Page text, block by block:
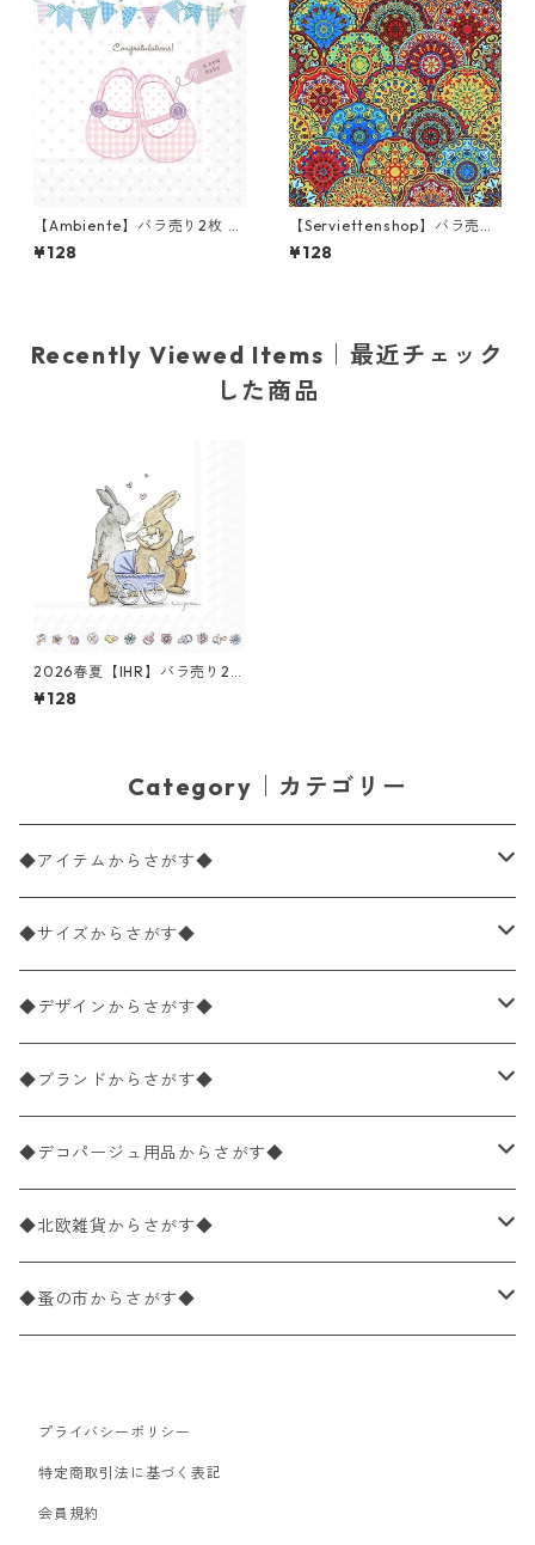
【Ambiente】バラ売り2枚 ラ
ンチサイズ ペーパーナプキン
Baby Shoes ピンク
¥128
【Serviettenshop】バラ売り
2枚 ランチサイズ ペーパーナ
プキン Gothic Pattern レッ
¥128
Recently Viewed Items｜最近チェック
した商品
2026春夏【IHR】バラ売り2枚
ランチサイズ ペーパーナプキ
ン WELCOME BABY ホワイト
¥128
Category｜カテゴリー
◆アイテムからさがす◆
ペーパーナプキン2枚バラ売り
ペーパーナプキン1枚バラ売り
ペーパーナプキン20枚入りパック
ペーパーナプキン10枚入りパック
ライスペーパー
ペーパーリネンナプキン
ワックスペーパー
デコパージュ用品
◆サイズからさがす◆
33×33cm（ランチサイズ）
バラ売り
パック売り
25×25cm（カクテルサイズ）
バラ売り
パック売り
40×40cm（ディナーサイズ）
バラ売り
パック売り
21×21cm（ポケットサイズ）
バラ売り
33cm（ラウンド）
◆デザインからさがす◆
花柄
植物・グリーン柄
動物・鳥・昆虫・蝶柄
海・魚柄
食べ物・フルーツ・野菜・ドリンク柄
食器・カトラリー柄
◆ブランドからさがす◆
ドイツ製 IHR/イア
ランチサイズ
カクテルサイズ
ドイツ製 Ambiente/アンビエンテ
ランチサイズ
ドイツ製 Paperproducts Design
カクテルサイズ
ランチサイズ
カクテルサイズ
ドイツ製 ti-flair/ティーフレア
ランチサイズ
ドイツ製 PAW/パウ
◆デコパージュ用品からさがす◆
デコパージュ液
デコパージュ下地
デコパージュはさみ
3Dデコパージュ
◆北欧雑貨からさがす◆
シリコンモールド
トレイ
ポスター・カレンダー
◆蚤の市からさがす◆
北欧雑貨
デコパージュ用品
プライバシーポリシー
特定商取引法に基づく表記
会員規約